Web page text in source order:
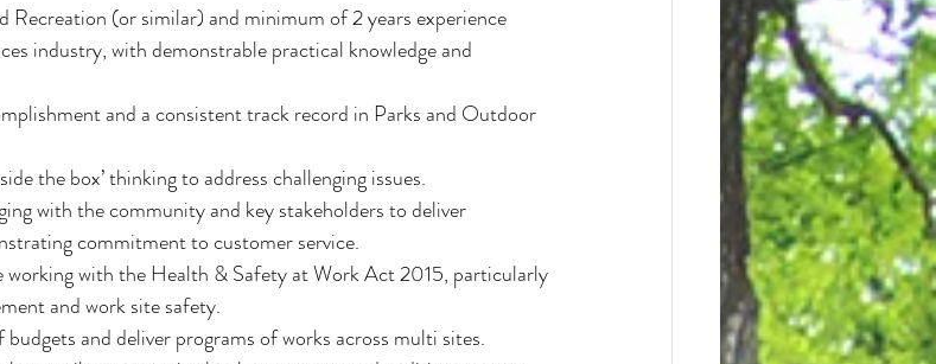
Recreation (or similar) and minimum of 2 years experience
industry, with demonstrable practical knowledge and
and a consistent track record in Parks and Outdoor
the box’ thinking to address challenging issues.
with the community and key stakeholders to deliver
commitment to customer service.
working with the Health & Safety at Work Act 2015, particularly
and work site safety.
and deliver programs of works across multi sites.